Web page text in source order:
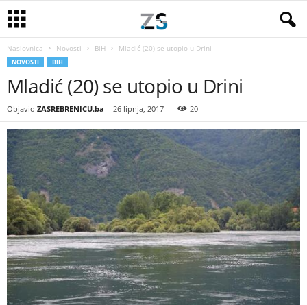
Naslovnica Novosti BiH Mladić (20) se utopio u Drini
NOVOSTI BIH
Mladić (20) se utopio u Drini
Objavio ZASREBRENICU.ba - 26 lipnja, 2017 20